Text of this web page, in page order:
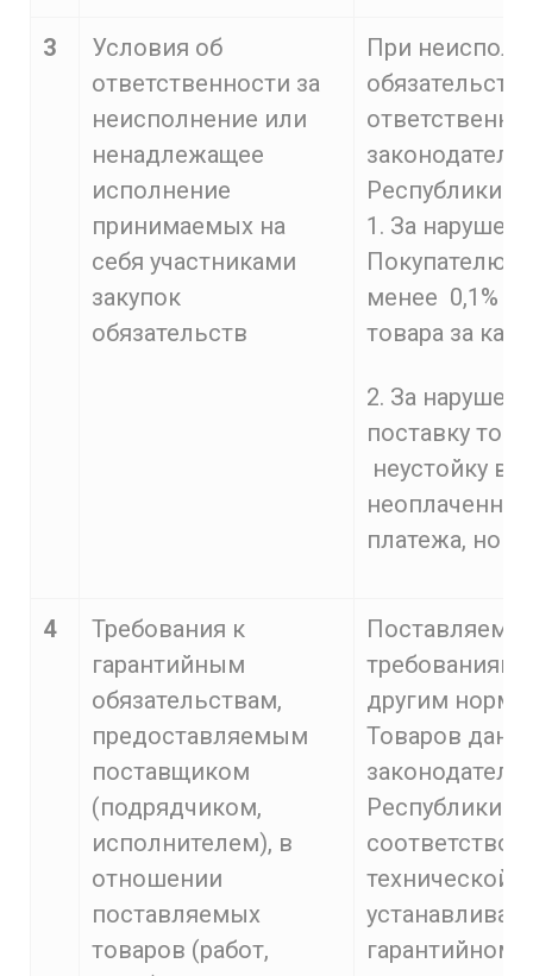
3
Условия об
ответственности за
неисполнение или
ненадлежащее
исполнение
принимаемых на
себя участниками
закупок
обязательств
При
обязательств
Республики.
1. За
Покупателю
менее 0,1%
товара за
2. За
поставку
неустойку в
платежа, но
4
Требования к
гарантийным
обязательствам,
предоставляемым
поставщиком
(подрядчиком,
исполнителем), в
отношении
поставляемых
товаров (работ,
требованиям
другим
Товаров
Республики и
технической